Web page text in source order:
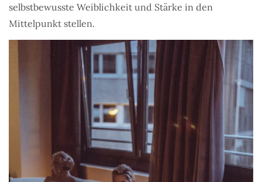
selbstbewusste Weiblichkeit und Stärke in den
Mittelpunkt stellen.